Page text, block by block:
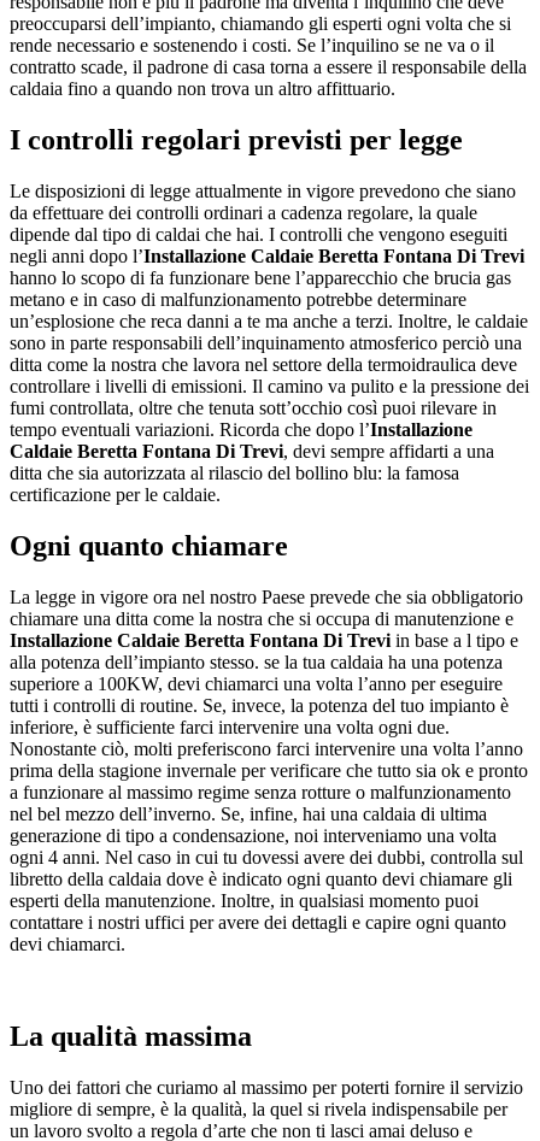
preoccuparsi dell’impianto, chiamando gli esperti ogni volta che si
rende necessario e sostenendo i costi. Se l’inquilino se ne va o il
contratto scade, il padrone di casa torna a essere il responsabile della
caldaia fino a quando non trova un altro affittuario.
I controlli regolari previsti per legge
Le disposizioni di legge attualmente in vigore prevedono che siano
da effettuare dei controlli ordinari a cadenza regolare, la quale
dipende dal tipo di caldai che hai. I controlli che vengono eseguiti
negli anni dopo l’Installazione Caldaie Beretta Fontana Di Trevi
hanno lo scopo di fa funzionare bene l’apparecchio che brucia gas
metano e in caso di malfunzionamento potrebbe determinare
un’esplosione che reca danni a te ma anche a terzi. Inoltre, le caldaie
sono in parte responsabili dell’inquinamento atmosferico perciò una
ditta come la nostra che lavora nel settore della termoidraulica deve
controllare i livelli di emissioni. Il camino va pulito e la pressione dei
fumi controllata, oltre che tenuta sott’occhio così puoi rilevare in
tempo eventuali variazioni. Ricorda che dopo l’Installazione
Caldaie Beretta Fontana Di Trevi, devi sempre affidarti a una
ditta che sia autorizzata al rilascio del bollino blu: la famosa
certificazione per le caldaie.
Ogni quanto chiamare
La legge in vigore ora nel nostro Paese prevede che sia obbligatorio
chiamare una ditta come la nostra che si occupa di manutenzione e
Installazione Caldaie Beretta Fontana Di Trevi in base a l tipo e
alla potenza dell’impianto stesso. se la tua caldaia ha una potenza
superiore a 100KW, devi chiamarci una volta l’anno per eseguire
tutti i controlli di routine. Se, invece, la potenza del tuo impianto è
inferiore, è sufficiente farci intervenire una volta ogni due.
Nonostante ciò, molti preferiscono farci intervenire una volta l’anno
prima della stagione invernale per verificare che tutto sia ok e pronto
a funzionare al massimo regime senza rotture o malfunzionamento
nel bel mezzo dell’inverno. Se, infine, hai una caldaia di ultima
generazione di tipo a condensazione, noi interveniamo una volta
ogni 4 anni. Nel caso in cui tu dovessi avere dei dubbi, controlla sul
libretto della caldaia dove è indicato ogni quanto devi chiamare gli
esperti della manutenzione. Inoltre, in qualsiasi momento puoi
contattare i nostri uffici per avere dei dettagli e capire ogni quanto
devi chiamarci.
La qualità massima
Uno dei fattori che curiamo al massimo per poterti fornire il servizio
migliore di sempre, è la qualità, la quel si rivela indispensabile per
un lavoro svolto a regola d’arte che non ti lasci amai deluso e